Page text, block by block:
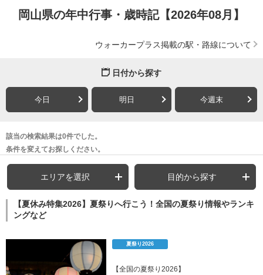
岡山県の年中行事・歳時記【2026年08月】
ウォーカープラス掲載の駅・路線について
日付から探す
今日 明日 今週末
該当の検索結果は0件でした。
条件を変えてお探しください。
エリアを選択 目的から探す
【夏休み特集2026】夏祭りへ行こう！全国の夏祭り情報やランキ
ングなど
夏祭り2026
【全国の夏祭り2026】